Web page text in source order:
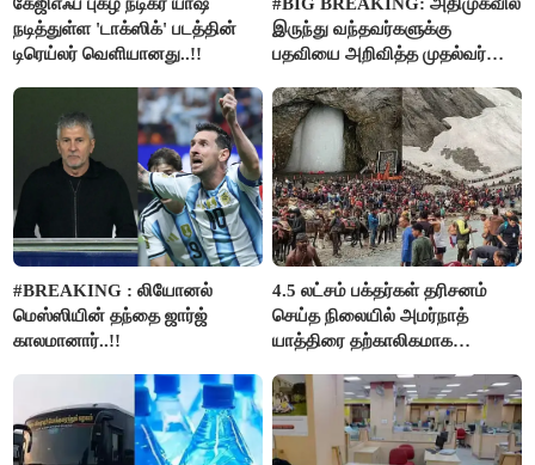
நடித்துள்ள 'டாக்‌ஸிக்' படத்தின்
டிரெய்லர் வெளியானது..!!
இருந்து வந்தவர்களுக்கு
பதவியை அறிவித்த முதல்வர்
#BREAKING : லியோனல்
மெஸ்ஸியின் தந்தை ஜார்ஜ்
காலமானார்..!!
4.5 லட்சம் பக்தர்கள் தரிசனம்
செய்த நிலையில் அமர்நாத்
யாத்திரை தற்காலிகமாக